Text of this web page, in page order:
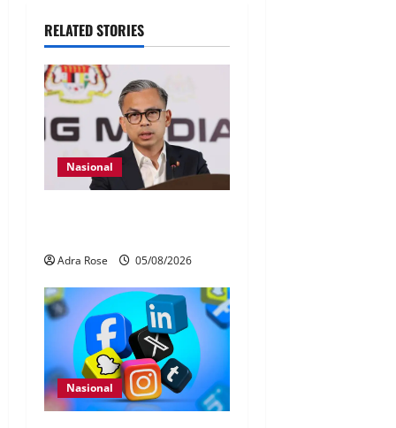
RELATED STORIES
Nasional
Adra Rose 05/08/2026
Nasional